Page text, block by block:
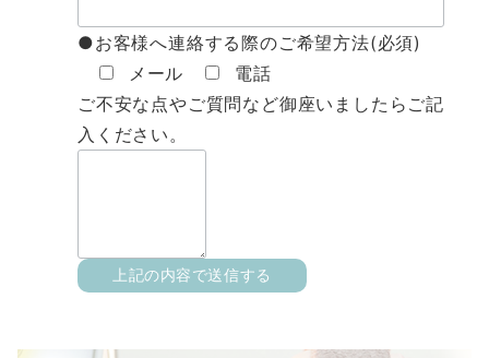
●お客様へ連絡する際のご希望方法(必須)
メール
電話
ご不安な点やご質問など御座いましたらご記
入ください。